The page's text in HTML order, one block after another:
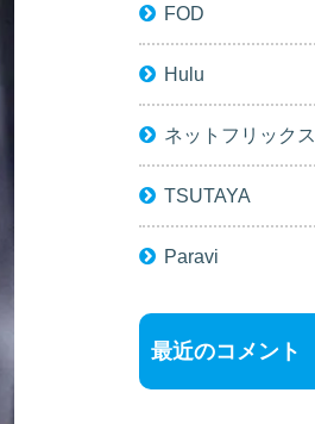
FOD
Hulu
ネットフリックス
TSUTAYA
Paravi
最近のコメント